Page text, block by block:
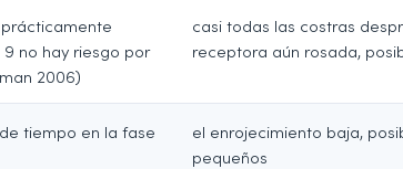
no hay riesgo por
2006)
casi todas las costras
receptora aún rosada,
tiempo en la fase
el enrojecimiento baja,
pequeños